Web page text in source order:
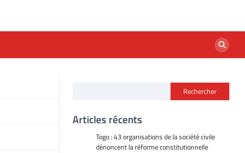
Rechercher
Articles récents
Togo : 43 organisations de la société civile
dénoncent la réforme constitutionnelle